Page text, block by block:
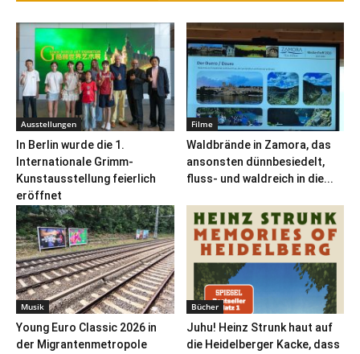
Ausstellungen
In Berlin wurde die 1.
Internationale Grimm-
Kunstausstellung feierlich
eröffnet
Filme
Waldbrände in Zamora, das
ansonsten dünnbesiedelt,
fluss- und waldreich in die...
Musik
Young Euro Classic 2026 in
der Migrantenmetropole
Bücher
Juhu! Heinz Strunk haut auf
die Heidelberger Kacke, dass